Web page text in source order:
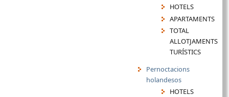
HOTELS
APARTAMENTS
TOTAL
ALLOTJAMENTS
TURÍSTICS
Pernoctacions
holandesos
HOTELS